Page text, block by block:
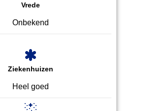
Vrede
Onbekend
Ziekenhuizen
Heel goed